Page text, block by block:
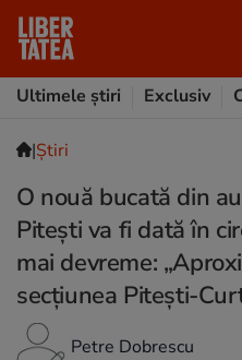
Ultimele știri
Exclusiv
|Ştiri
O nouă bucată din
Pitești va fi dată în
mai devreme:
secțiunea Pitești-
Petre Dobrescu